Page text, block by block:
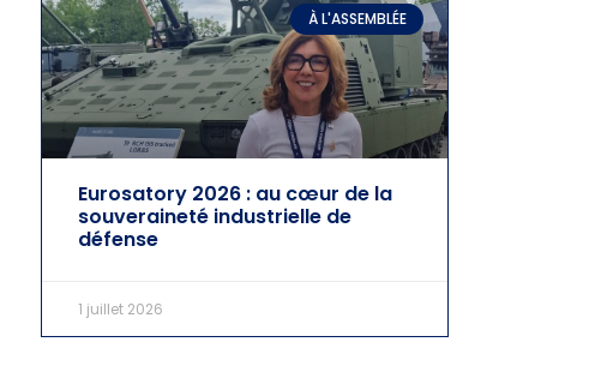
À L'ASSEMBLÉE
Eurosatory 2026 : au cœur de la
souveraineté industrielle de
défense
1 juillet 2026